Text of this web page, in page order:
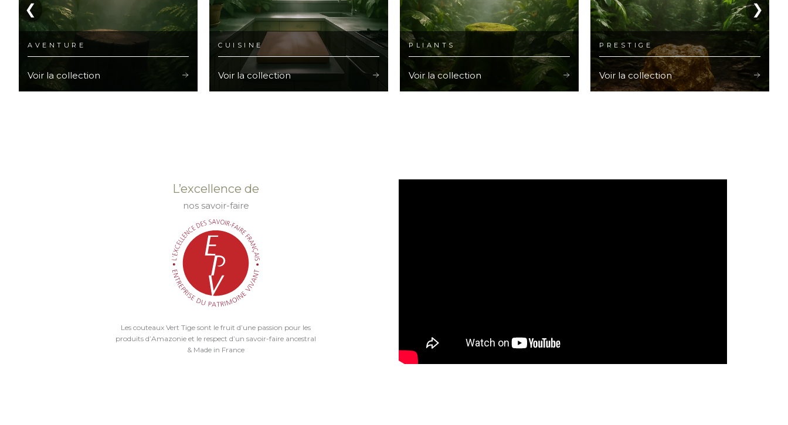
❮
AVENTURE
Voir la collection
CUISINE
Voir la collection
PLIANTS
Voir la collection
PRESTIGE
Voir la collection
❯
L’excellence de
nos savoir-faire
Les couteaux Vert Tige sont le fruit d’une passion pour les
produits d’Amazonie et le respect d’un savoir-faire ancestral
& Made in France